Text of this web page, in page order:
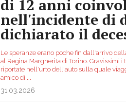
di 12 anni
nell'incidente di
dichiarato il
Le speranze erano poche fin dall'arrivo
al Regina Margherita di Torino. Gravissimi
riportate nell'urto dell'auto sulla quale
amico di
31.03.2026